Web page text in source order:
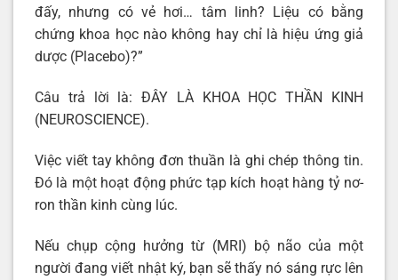
đấy, nhưng có vẻ hơi… tâm linh? Liệu có bằng
chứng khoa học nào không hay chỉ là hiệu ứng giả
dược (Placebo)?”
Câu trả lời là: ĐÂY LÀ KHOA HỌC THẦN KINH
(NEUROSCIENCE).
Việc viết tay không đơn thuần là ghi chép thông tin.
Đó là một hoạt động phức tạp kích hoạt hàng tỷ nơ-
ron thần kinh cùng lúc.
Nếu chụp cộng hưởng từ (MRI) bộ não của một
người đang viết nhật ký, bạn sẽ thấy nó sáng rực lên